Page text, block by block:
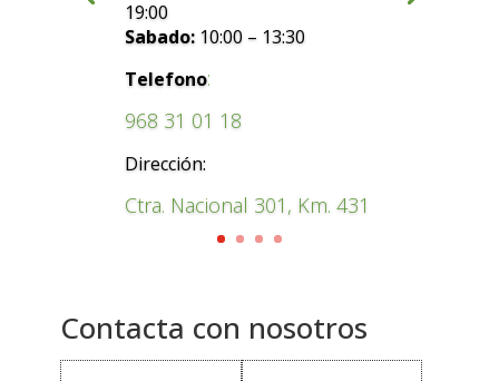
19:00
Sabado: 10:00 – 13:30
Telefono:
968 31 01 18
Dirección:
Ctra. Nacional 301, Km. 431
Contacta con nosotros